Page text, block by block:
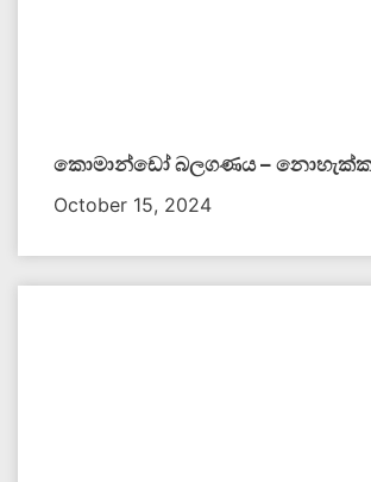
කොමාන්ඩෝ බලගණය –
October 15, 2024